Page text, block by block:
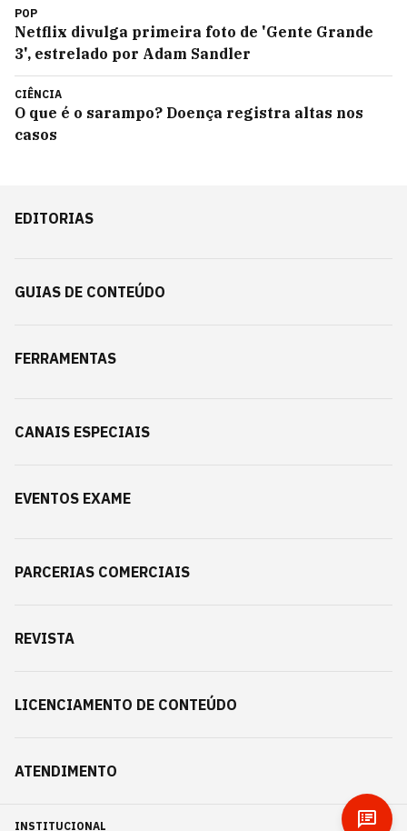
POP
Netflix divulga primeira foto de 'Gente Grande
3', estrelado por Adam Sandler
CIÊNCIA
O que é o sarampo? Doença registra altas nos
casos
EDITORIAS
GUIAS DE CONTEÚDO
FERRAMENTAS
CANAIS ESPECIAIS
EVENTOS EXAME
PARCERIAS COMERCIAIS
REVISTA
LICENCIAMENTO DE CONTEÚDO
ATENDIMENTO
INSTITUCIONAL